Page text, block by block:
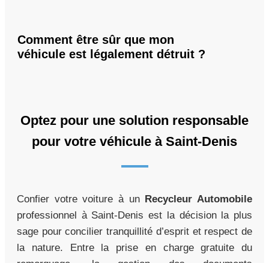
Comment être sûr que mon
véhicule est légalement détruit ?
Optez pour une solution responsable
pour votre véhicule à Saint-Denis
Confier votre voiture à un Recycleur Automobile
professionnel à Saint-Denis est la décision la plus
sage pour concilier tranquillité d’esprit et respect de
la nature. Entre la prise en charge gratuite du